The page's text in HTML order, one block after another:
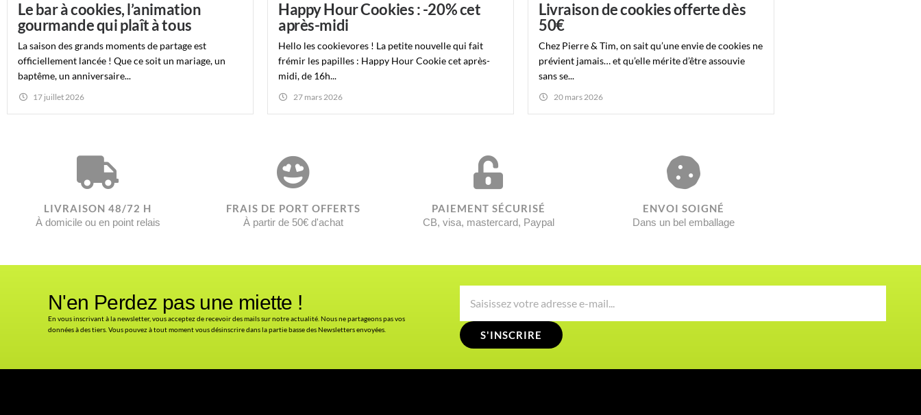
Le bar à cookies, l’animation
gourmande qui plaît à tous
La saison des grands moments de partage est
officiellement lancée ! Que ce soit un mariage, un
baptême, un anniversaire...
17 juillet 2026
Happy Hour Cookies : -20% cet
après-midi
Hello les cookievores ! La petite nouvelle qui fait
frémir les papilles : Happy Hour Cookie cet après-
midi, de 16h...
27 mars 2026
Livraison de cookies offerte dès
50€
Chez Pierre & Tim, on sait qu’une envie de cookies ne
prévient jamais… et qu’elle mérite d’être assouvie
sans se...
20 mars 2026
LIVRAISON 48/72 H
À domicile ou en point relais
FRAIS DE PORT OFFERTS
À partir de 50€ d'achat
PAIEMENT SÉCURISÉ
CB, visa, mastercard, Paypal
ENVOI SOIGNÉ​
Dans un bel emballage
N'en Perdez pas une miette !
En vous inscrivant à la newsletter, vous acceptez de recevoir des mails sur notre actualité. Nous ne partageons pas vos
données à des tiers. Vous pouvez à tout moment vous désinscrire dans la partie basse des Newsletters envoyées.
S'INSCRIRE